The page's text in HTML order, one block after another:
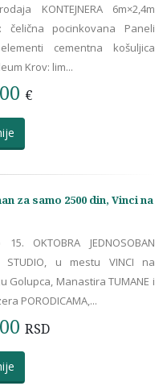
KONTEJNERA 6m×2,4m
čelična pocinkovana Paneli
cementna košuljica
Krov: lim...
€
za samo 2500 din, Vinci na
15. OKTOBRA JEDNOSOBAN
u mestu VINCI na
Golupca, Manastira TUMANE i
PORODICAMA,...
RSD